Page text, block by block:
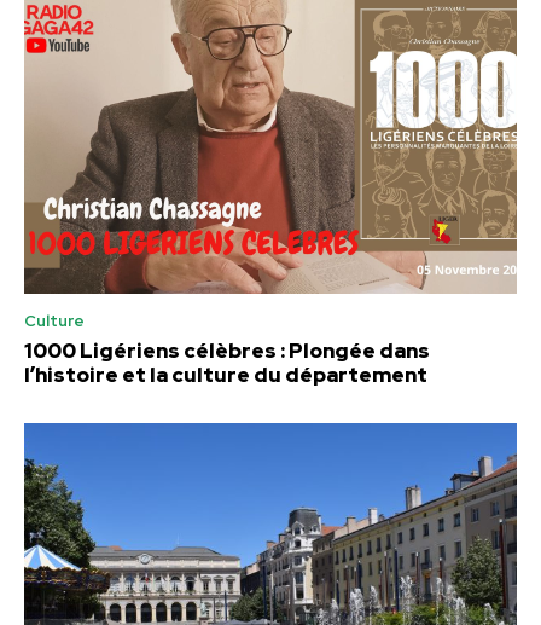
Culture
1000 Ligériens célèbres : Plongée dans
l’histoire et la culture du département